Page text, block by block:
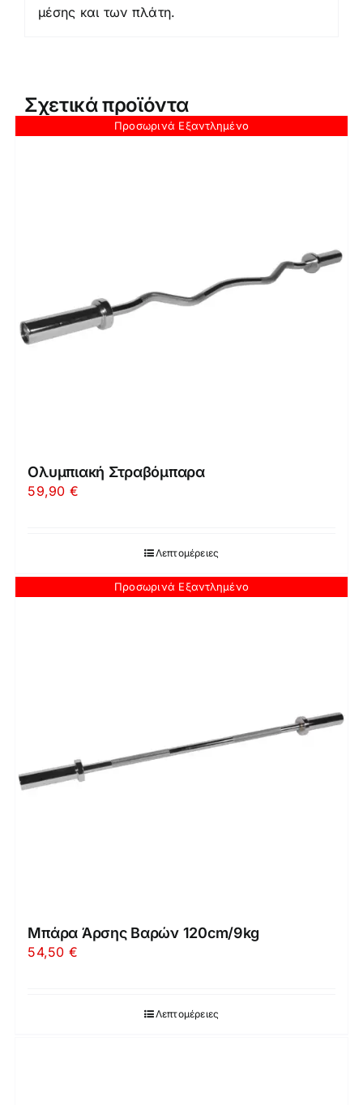
μέσης και των πλάτη.
Σχετικά προϊόντα
Προσωρινά Εξαντλημένο
Ολυμπιακή Στραβόμπαρα
59,90 €
Λεπτομέρειες
Προσωρινά Εξαντλημένο
Μπάρα Άρσης Βαρών 120cm/9kg
54,50 €
Λεπτομέρειες